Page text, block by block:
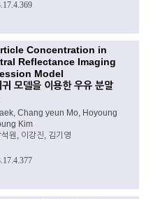
Concentration in
Reflectance Imaging
Model
모델을 이용한 우유 분말
Chang yeun Mo, Hoyoung
Kim
원, 이강진, 김기영